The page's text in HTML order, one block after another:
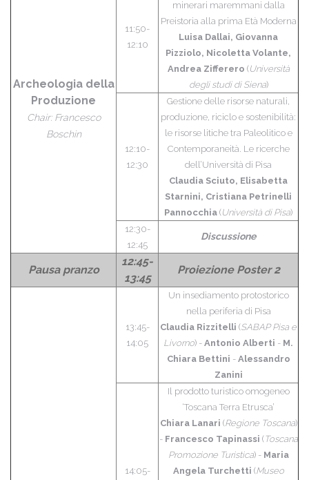
Archeologia della
Produzione
Chair: Francesco
Boschin
11:50-
12:10
minerari maremmani dalla
Preistoria alla prima Età Moderna
Luisa Dallai, Giovanna
Pizziolo, Nicoletta Volante,
Andrea Zifferero (Università
degli studi di Siena)
12:10-
12:30
Gestione delle risorse naturali,
produzione, riciclo e sostenibilità:
le risorse litiche tra Paleolitico e
Contemporaneità. Le ricerche
dell’Università di Pisa
Claudia Sciuto, Elisabetta
Starnini, Cristiana Petrinelli
Pannocchia (Università di Pisa)
12:30-
12:45
Discussione
Pausa pranzo
12:45-
13:45
Proiezione Poster 2
13:45-
14:05
Un insediamento protostorico
nella periferia di Pisa
Claudia Rizzitelli (SABAP Pisa e
Livorno) - Antonio Alberti - M.
Chiara Bettini -Alessandro
Zanini
14:05-
Il prodotto turistico omogeneo
‘Toscana Terra Etrusca’
Chiara Lanari (Regione Toscana)
- Francesco Tapinassi (Toscana
Promozione Turistica) - Maria
Angela Turchetti (Museo